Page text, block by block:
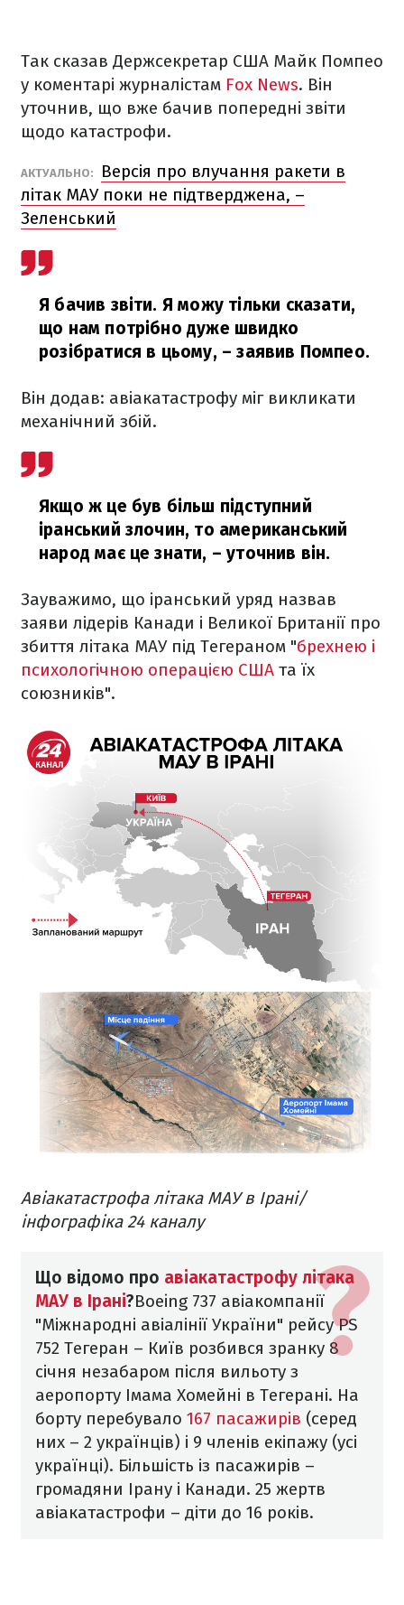
Так сказав Держсекретар США Майк Помпео
у коментарі журналістам Fox News. Він
уточнив, що вже бачив попередні звіти
щодо катастрофи.
АКТУАЛЬНО:
Версія про влучання ракети в
літак МАУ поки не підтверджена, –
Зеленський
Я бачив звіти. Я можу тільки сказати,
що нам потрібно дуже швидко
розібратися в цьому, – заявив Помпео.
Він додав: авіакатастрофу міг викликати
механічний збій.
Якщо ж це був більш підступний
іранський злочин, то американський
народ має це знати, – уточнив він.
Зауважимо, що іранський уряд назвав
заяви лідерів Канади і Великої Британії про
збиття літака МАУ під Тегераном "брехнею і
психологічною операцією США та їх
союзників".
Авіакатастрофа літака МАУ в Ірані/
інфографіка 24 каналу
Що відомо про авіакатастрофу літака
МАУ в Ірані?Boeing 737 авіакомпанії
"Міжнародні авіалінії України" рейсу PS
752 Тегеран – Київ розбився зранку 8
січня незабаром після вильоту з
аеропорту Імама Хомейні в Тегерані. На
борту перебувало 167 пасажирів (серед
них – 2 українців) і 9 членів екіпажу (усі
українці). Більшість із пасажирів –
громадяни Ірану і Канади. 25 жертв
авіакатастрофи – діти до 16 років.